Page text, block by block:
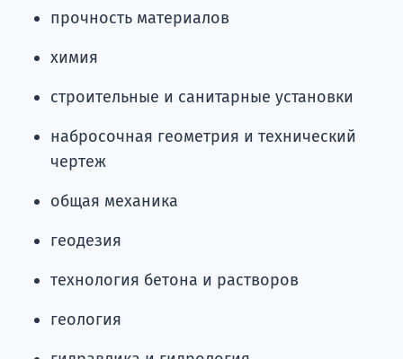
прочность материалов
химия
строительные и санитарные установки
набросочная геометрия и технический
чертеж
общая механика
геодезия
технология бетона и растворов
геология